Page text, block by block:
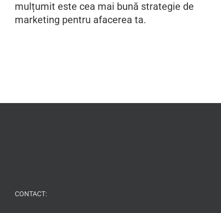
mulțumit este cea mai bună strategie de
marketing pentru afacerea ta.
CONTACT: